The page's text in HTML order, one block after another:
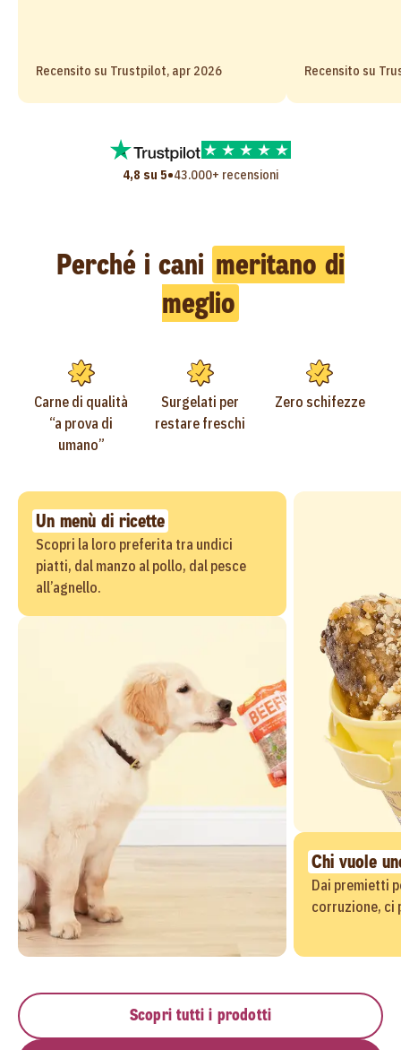
Recensito su Trustpilot, apr 2026 Recensito su
4,8 su 5•43.000+ recensioni
Perché i cani meritano di
meglio
Carne di qualità
“a prova di
umano”
Surgelati per
restare freschi
Zero schifezze
Un menù di ricette
Scopri la loro preferita tra undici
piatti, dal manzo al pollo, dal pesce
all’agnello.
Chi vuole
Dai premietti
corruzione, ci
Scopri tutti i prodotti